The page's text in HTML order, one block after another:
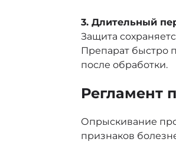
3. Длительный
Защита
Препарат быстро
после обработки.
Регламент
Опрыскивание
признаков